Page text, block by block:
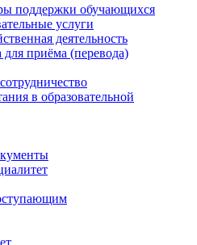
поддержки обучающихся
услуги
деятельность
приёма (перевода)
в образовательной